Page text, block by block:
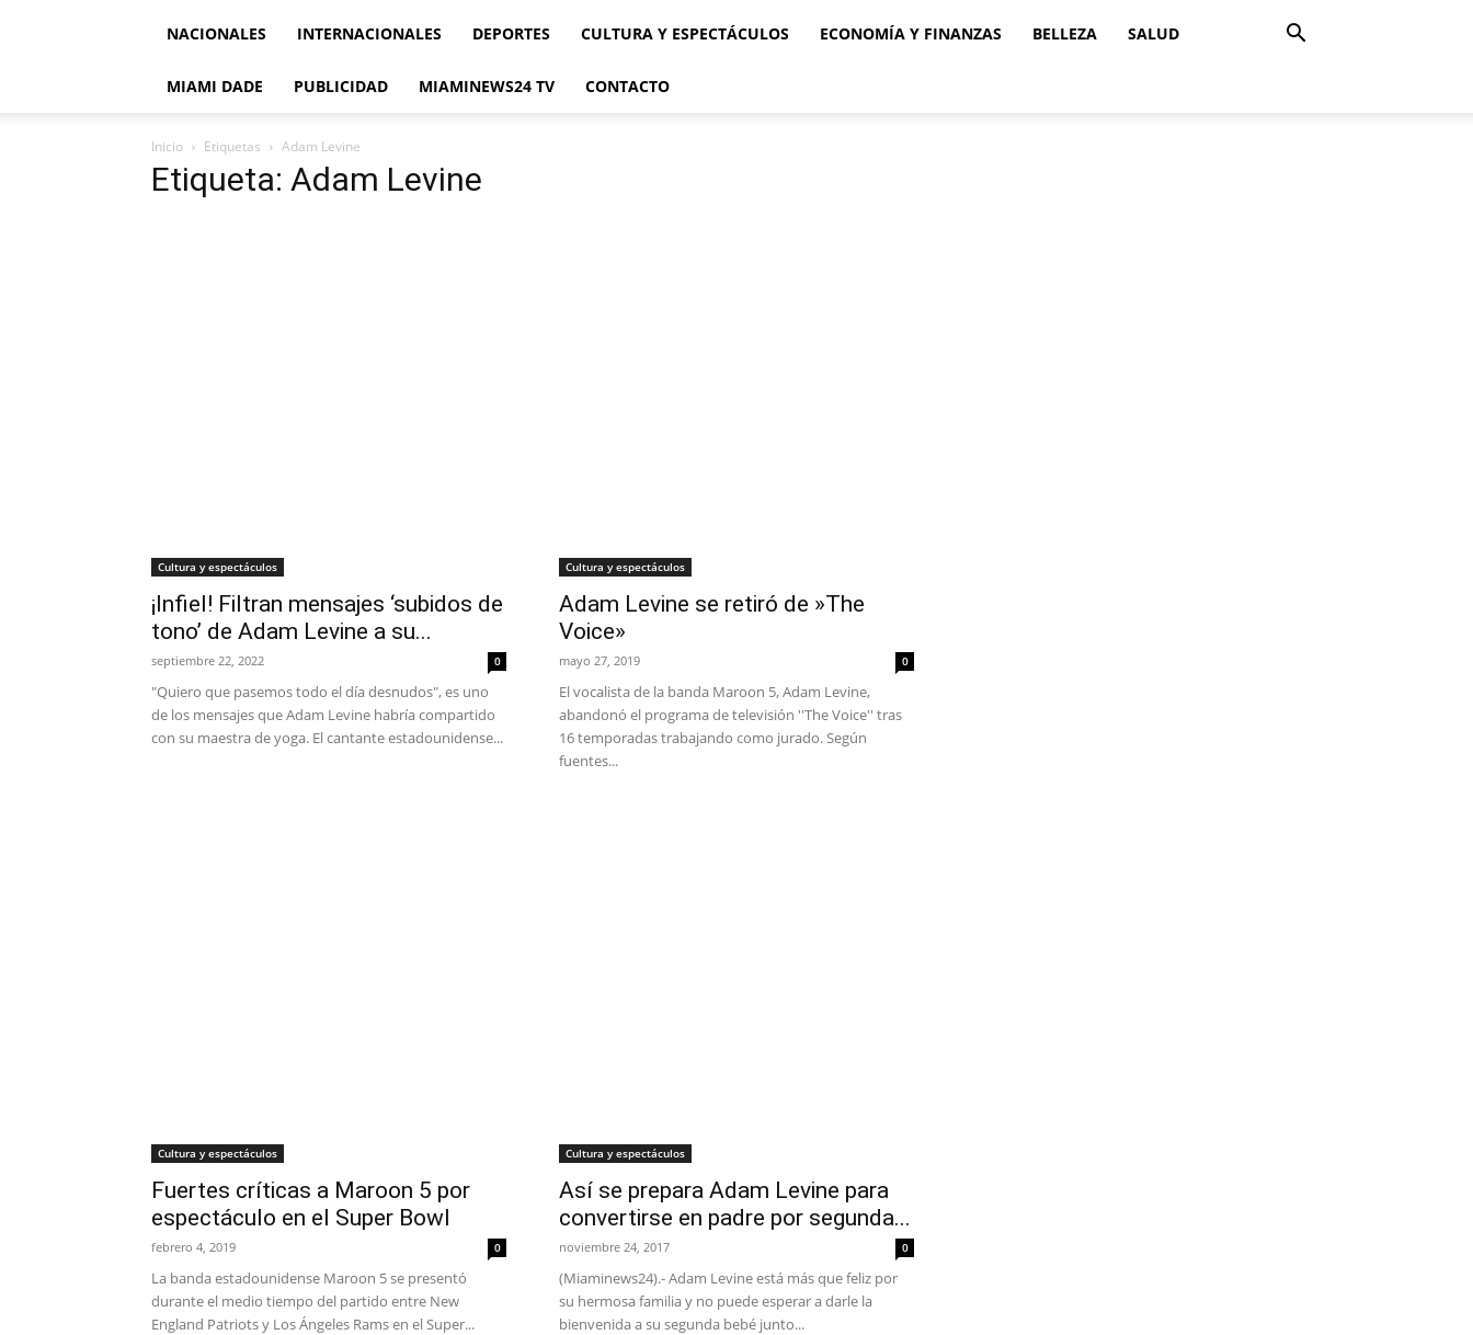
NACIONALES INTERNACIONALES DEPORTES CULTURA Y ESPECTÁCULOS ECONOMÍA Y FINANZAS BELLEZA SALUD
MIAMI DADE PUBLICIDAD MIAMINEWS24 TV CONTACTO
Inicio Etiquetas Adam Levine
Etiqueta: Adam Levine
Cultura y espectáculos
¡Infiel! Filtran mensajes ‘subidos de
tono’ de Adam Levine a su...
septiembre 22, 2022 0
"Quiero que pasemos todo el día desnudos", es uno
de los mensajes que Adam Levine habría compartido
con su maestra de yoga. El cantante estadounidense...
Cultura y espectáculos
Adam Levine se retiró de »The
Voice»
mayo 27, 2019 0
El vocalista de la banda Maroon 5, Adam Levine,
abandonó el programa de televisión ''The Voice'' tras
16 temporadas trabajando como jurado. Según
fuentes...
Cultura y espectáculos
Fuertes críticas a Maroon 5 por
espectáculo en el Super Bowl
febrero 4, 2019 0
La banda estadounidense Maroon 5 se presentó
durante el medio tiempo del partido entre New
England Patriots y Los Ángeles Rams en el Super...
Cultura y espectáculos
Así se prepara Adam Levine para
convertirse en padre por segunda...
noviembre 24, 2017 0
(Miaminews24).- Adam Levine está más que feliz por
su hermosa familia y no puede esperar a darle la
bienvenida a su segunda bebé junto...